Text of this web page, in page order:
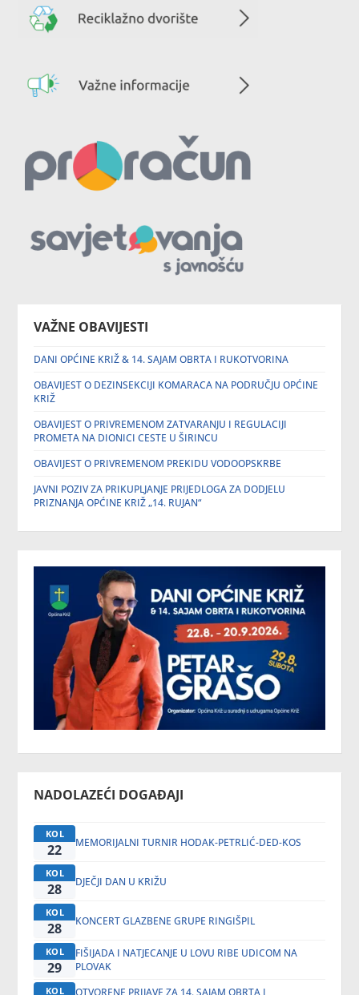
VAŽNE OBAVIJESTI
DANI OPĆINE KRIŽ & 14. SAJAM OBRTA I RUKOTVORINA
OBAVIJEST O DEZINSEKCIJI KOMARACA NA PODRUČJU OPĆINE
KRIŽ
OBAVIJEST O PRIVREMENOM ZATVARANJU I REGULACIJI
PROMETA NA DIONICI CESTE U ŠIRINCU
OBAVIJEST O PRIVREMENOM PREKIDU VODOOPSKRBE
JAVNI POZIV ZA PRIKUPLJANJE PRIJEDLOGA ZA DODJELU
PRIZNANJA OPĆINE KRIŽ „14. RUJAN“
NADOLAZEĆI DOGAĐAJI
KOL
22 MEMORIJALNI TURNIR HODAK-PETRLIĆ-DED-KOS
KOL
28 DJEČJI DAN U KRIŽU
KOL
28 KONCERT GLAZBENE GRUPE RINGIŠPIL
KOL
29
FIŠIJADA I NATJECANJE U LOVU RIBE UDICOM NA
PLOVAK
KOL